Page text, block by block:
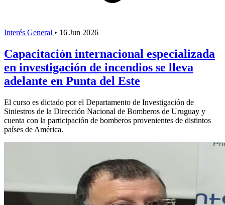
Interés General • 16 Jun 2026
Capacitación internacional especializada
en investigación de incendios se lleva
adelante en Punta del Este
El curso es dictado por el Departamento de Investigación de
Siniestros de la Dirección Nacional de Bomberos de Uruguay y
cuenta con la participación de bomberos provenientes de distintos
países de América.